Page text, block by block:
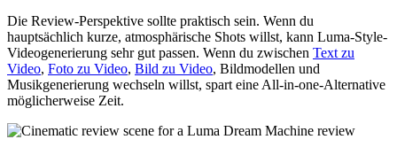
Die Review-Perspektive sollte praktisch sein. Wenn du
hauptsächlich kurze, atmosphärische Shots willst, kann Luma-Style-
Videogenerierung sehr gut passen. Wenn du zwischen Text zu
Video, Foto zu Video, Bild zu Video, Bildmodellen und
Musikgenerierung wechseln willst, spart eine All-in-one-Alternative
möglicherweise Zeit.